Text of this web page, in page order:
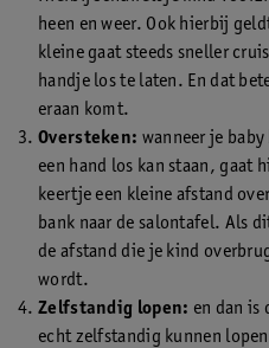
heen en weer. Ook hierbij
kleine gaat steeds sneller
handje los te laten. En dat
eraan komt.
Oversteken: wanneer je
een hand los kan staan, gaat
keertje een kleine afstand
bank naar de salontafel. Als
de afstand die je kind
wordt.
Zelfstandig lopen: en dan is
echt zelfstandig kunnen